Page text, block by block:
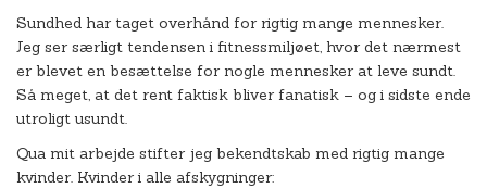
Sundhed har taget overhånd for rigtig mange mennesker.
Jeg ser særligt tendensen i fitnessmiljøet, hvor det nærmest
er blevet en besættelse for nogle mennesker at leve sundt.
Så meget, at det rent faktisk bliver fanatisk – og i sidste ende
utroligt usundt.
Qua mit arbejde stifter jeg bekendtskab med rigtig mange
kvinder. Kvinder i alle afskygninger: